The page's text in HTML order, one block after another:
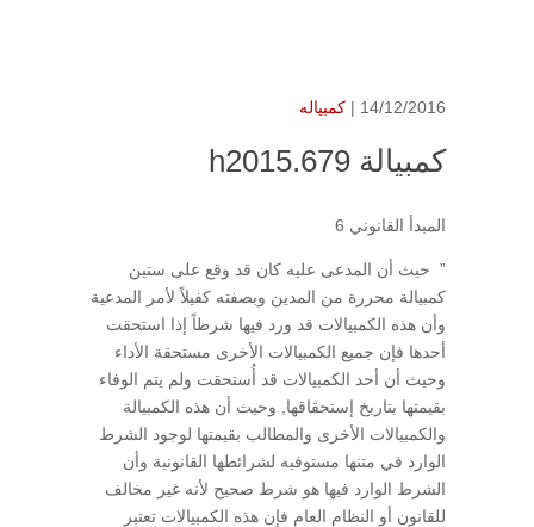
14/12/2016 | كمبياله
كمبيالة h2015.679
المبدأ القانوني 6
” حيث أن المدعى عليه كان قد وقع على ستين
كمبيالة محررة من المدين وبصفته كفيلاً لأمر المدعية
وأن هذه الكمبيالات قد ورد فيها شرطاً إذا استحقت
أحدها فإن جميع الكمبيالات الأخرى مستحقة الأداء
وحيث أن أحد الكمبيالات قد أُستحقت ولم يتم الوفاء
بقيمتها بتاريخ إستحقاقها, وحيث أن هذه الكمبيالة
والكمبيالات الأخرى والمطالب بقيمتها لوجود الشرط
الوارد في متنها مستوفيه لشرائطها القانونية وأن
الشرط الوارد فيها هو شرط صحيح لأنه غير مخالف
للقانون أو النظام العام فإن هذه الكمبيالات تعتبر